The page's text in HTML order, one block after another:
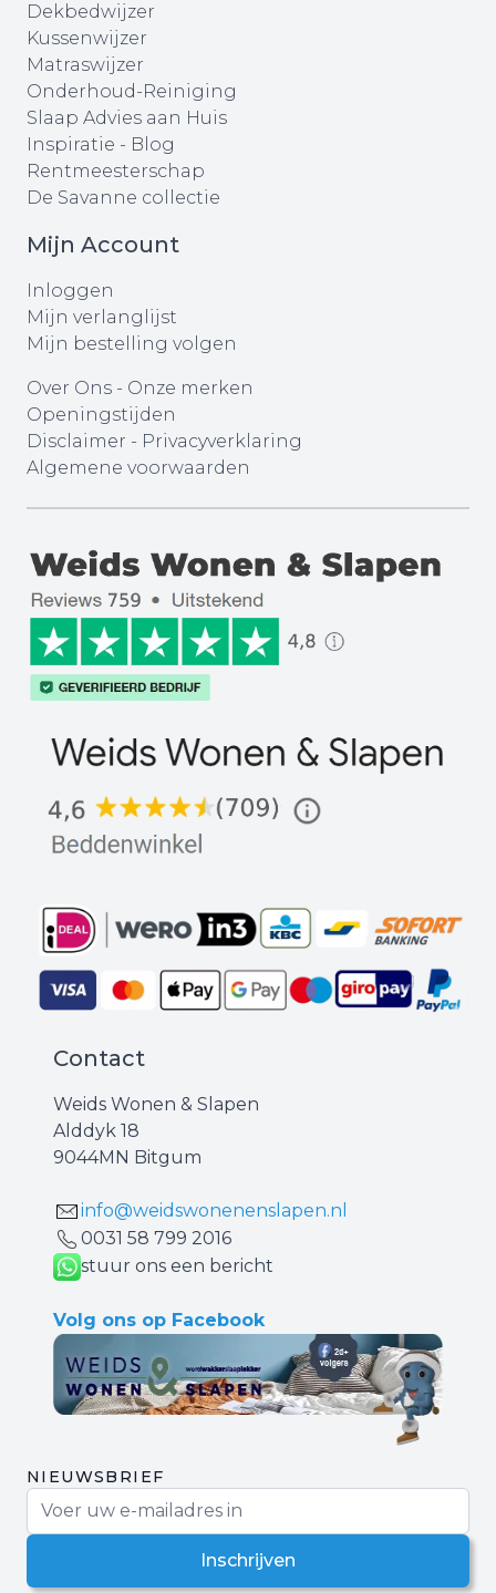
Dekbedwijzer
Kussenwijzer
Matraswijzer
Onderhoud-Reiniging
Slaap Advies aan Huis
Inspiratie - Blog
Rentmeesterschap
De Savanne collectie
Mijn Account
Inloggen
Mijn verlanglijst
Mijn bestelling volgen
Over Ons - Onze merken
Openingstijden
Disclaimer - Privacyverklaring
Algemene voorwaarden
Contact
Weids Wonen & Slapen
Alddyk 18
9044MN Bitgum
info@weidswonenenslapen.nl
0031 ‪58 799 2016‬
stuur ons een bericht
Volg ons op Facebook
NIEUWSBRIEF
Inschrijven